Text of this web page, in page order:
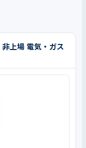
上場 電気・ガス